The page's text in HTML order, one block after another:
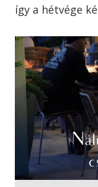
így a hétvége